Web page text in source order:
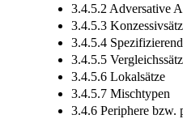
3.4.5.2 Adversative
3.4.5.3
3.4.5.4
3.4.5.5
3.4.5.6 Lokalsätze
3.4.5.7 Mischtypen
3.4.6 Periphere bzw.